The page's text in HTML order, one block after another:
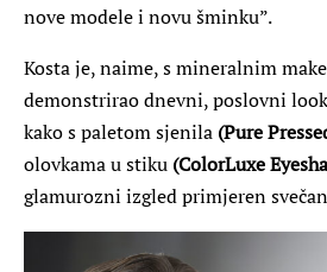
nove modele i novu šminku”.
Kosta je, naime, s mineralnim
demonstrirao dnevni, poslovni
kako s paletom sjenila (Pure
olovkama u stiku (ColorLuxe
glamurozni izgled primjeren